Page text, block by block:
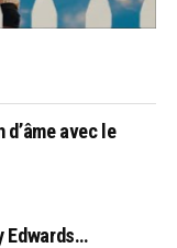
avec le
Edwards…